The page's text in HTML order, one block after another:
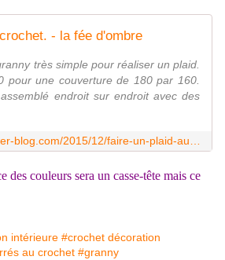
- la fée d'ombre
très simple pour réaliser un plaid.
pour une couverture de 180 par 160.
endroit sur endroit avec des
des couleurs sera un casse-tête mais ce
intérieure #crochet décoration
au crochet #granny